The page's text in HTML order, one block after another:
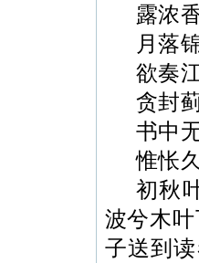
露浓
月落
欲奏
贪封
书中
惟怅
初秋
波兮木
子送到读